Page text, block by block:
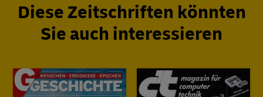
Diese Zeitschriften könnten
Sie auch interessieren